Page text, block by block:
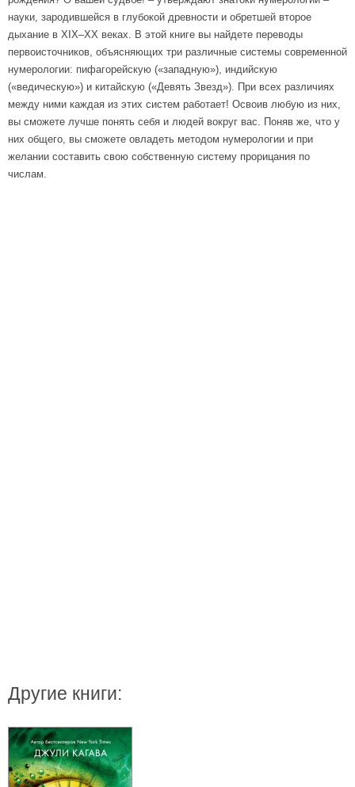
науки, зародившейся в глубокой древности и обретшей второе
дыхание в XIX–XX веках. В этой книге вы найдете переводы
первоисточников, объясняющих три различные системы современной
нумерологии: пифагорейскую («западную»), индийскую
(«ведическую») и китайскую («Девять Звезд»). При всех различиях
между ними каждая из этих систем работает! Освоив любую из них,
вы сможете лучше понять себя и людей вокруг вас. Поняв же, что у
них общего, вы сможете овладеть методом нумерологии и при
желании составить свою собственную систему прорицания по
числам.
Другие книги: